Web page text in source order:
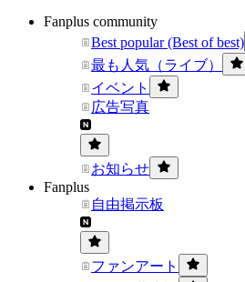
Fanplus community
Best popular (Best of best)
最も人気（ライブ）
イベント
広告写真
お知らせ
Fanplus
自由掲示板
ファンアート